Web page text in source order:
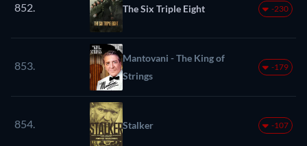
852. The Six Triple Eight -230
853.
Mantovani - The King of
Strings
-179
854. Stalker -107